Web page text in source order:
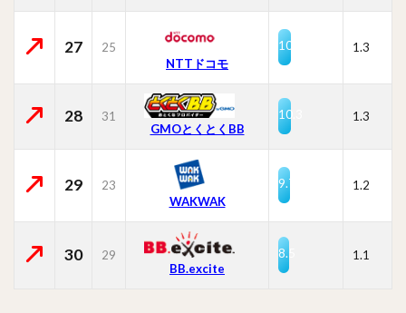
27
25
NTTドコモ
10.4 1.3
28
31
GMOとくとくBB
10.3 1.3
29
23
WAKWAK
9.7 1.2
30
29
BB.excite
8.5 1.1